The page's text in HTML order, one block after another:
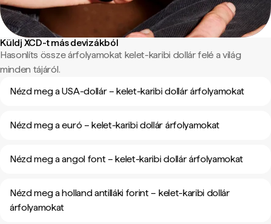
Küldj XCD-t más devizákból
Hasonlíts össze árfolyamokat kelet-karibi dollár felé a világ
minden tájáról.
Nézd meg a USA-dollár – kelet-karibi dollár árfolyamokat
Nézd meg a euró – kelet-karibi dollár árfolyamokat
Nézd meg a angol font – kelet-karibi dollár árfolyamokat
Nézd meg a holland antilláki forint – kelet-karibi dollár
árfolyamokat